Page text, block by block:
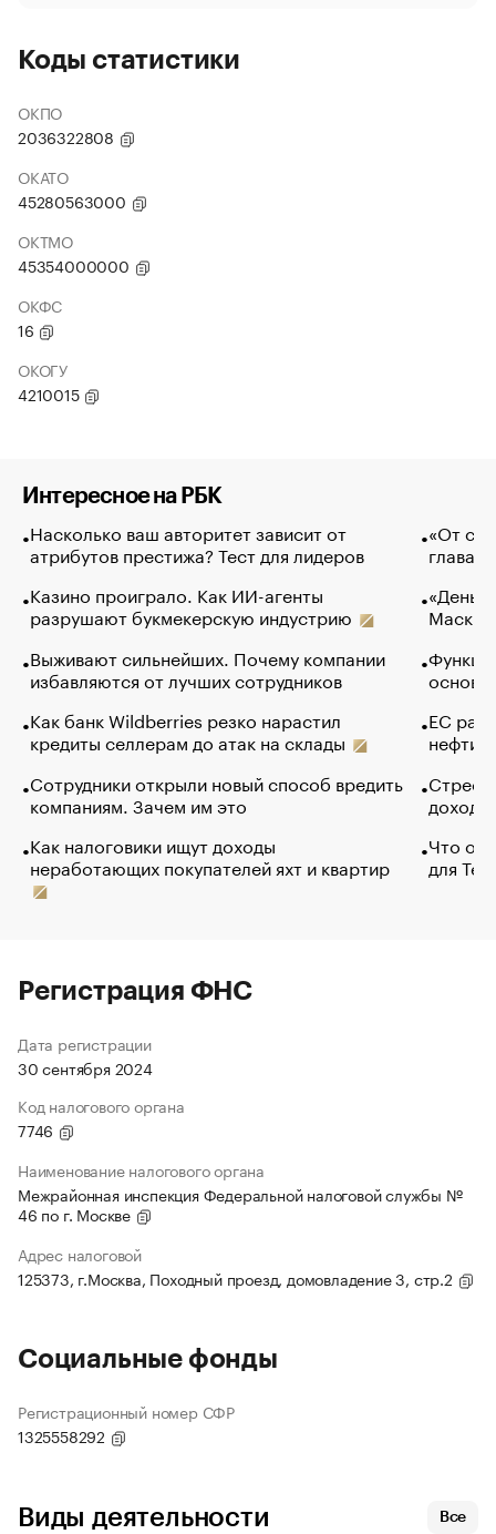
Коды статистики
ОКПО
2036322808
ОКАТО
45280563000
ОКТМО
45354000000
ОКФС
16
ОКОГУ
4210015
Интересное на РБК
Насколько ваш авторитет зависит от
атрибутов престижа? Тест для лидеров
Казино проиграло. Как ИИ-агенты
разрушают букмекерскую индустрию
Выживают сильнейших. Почему компании
избавляются от лучших сотрудников
Как банк Wildberries резко нарастил
кредиты селлерам до атак на склады
Сотрудники открыли новый способ вредить
компаниям. Зачем им это
Как налоговики ищут доходы
неработающих покупателей яхт и квартир
«От
глава
Маск в
основ
ЕС
нефти
Что
для
Регистрация ФНС
Дата регистрации
30 сентября 2024
Код налогового органа
7746
Наименование налогового органа
Межрайонная инспекция Федеральной налоговой службы №
46 по г. Москве
Адрес налоговой
125373, г.Москва, Походный проезд, домовладение 3, стр.2
Социальные фонды
Регистрационный номер СФР
1325558292
Виды деятельности Все